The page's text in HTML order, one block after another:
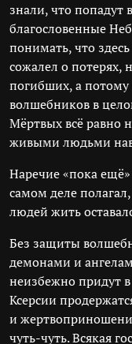
знали, что попадут
благословенные
понимать, что
сожалел о потерях,
погибших, а потому
волшебников в
Мёртвых всё равно
живыми людьми
Наречие «пока
самом деле
людей жить
Без защиты
демонами и
неизбежно придут
Ксерсии
и
чуть-чуть. Всякая